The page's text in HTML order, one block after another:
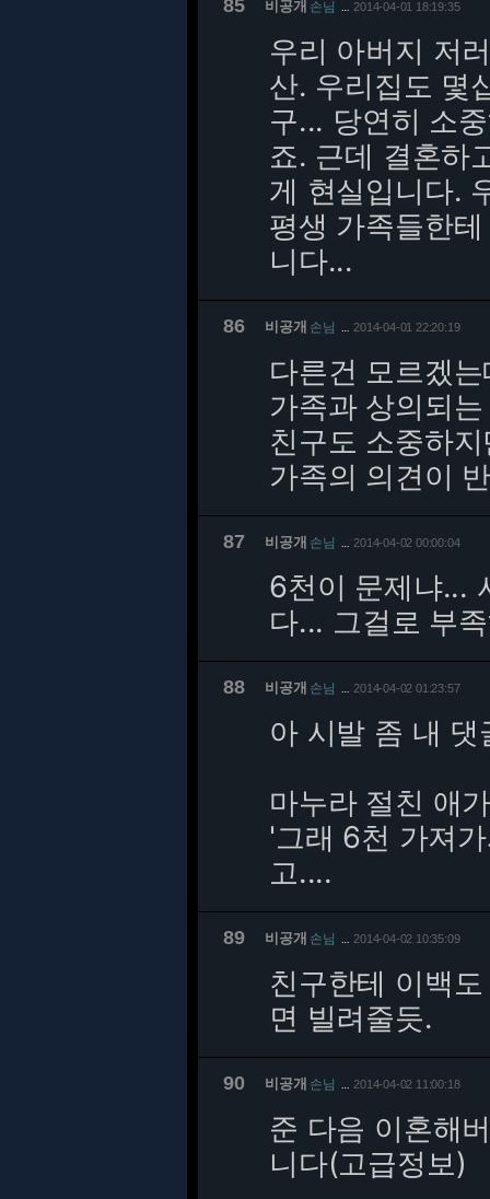
85 비공개 손님 2014-04-01 18:19:35
우리 아버지 저
산. 우리집도 몇
구... 당연히 소
죠. 근데 결혼하
게 현실입니다.
평생 가족들한
니다...
86 비공개 손님 2014-04-01 22:20:19
다른건 모르겠
가족과 상의되
친구도 소중하
가족의 의견이
87 비공개 손님 2014-04-02 00:00:04
6천이 문제냐...
다... 그걸로 부
88 비공개 손님 2014-04-02 01:23:57
아 시발 좀 내
마누라 절친 애
'그래 6천 가져
고....
89 비공개 손님 2014-04-02 10:35:09
친구한테 이백
면 빌려줄듯.
90 비공개 손님 2014-04-02 11:00:18
준 다음 이혼해
니다(고급정보)